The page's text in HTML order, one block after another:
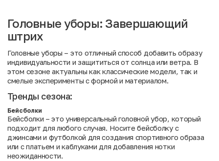
Головные уборы: Завершающий
штрих
Головные уборы – это отличный способ добавить образу
индивидуальности и защититься от солнца или ветра. В
этом сезоне актуальны как классические модели, так и
смелые эксперименты с формой и материалом.
Тренды сезона:
Бейсболки
Бейсболки – это универсальный головной убор, который
подходит для любого случая. Носите бейсболку с
джинсами и футболкой для создания спортивного образа
или с платьем и каблуками для добавления нотки
неожиданности.